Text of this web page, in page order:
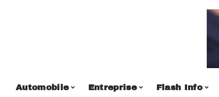
Automobile Entreprise Flash Info